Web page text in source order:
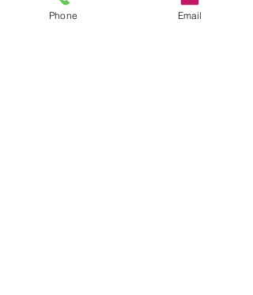
Sale ended
Phone Email